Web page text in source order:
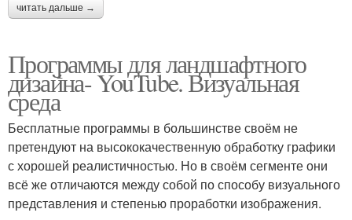
читать дальше →
Программы для ландшафтного
дизайна- YouTube. Визуальная
среда
Бесплатные программы в большинстве своём не
претендуют на высококачественную обработку графики
с хорошей реалистичностью. Но в своём сегменте они
всё же отличаются между собой по способу визуального
представления и степенью проработки изображения.